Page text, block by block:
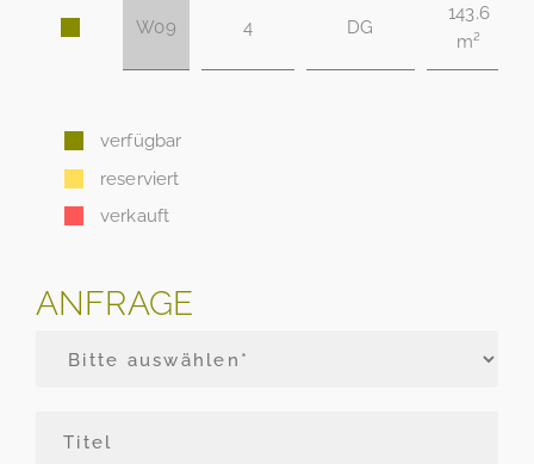
W09 4 DG
143.6
m²
verfügbar
reserviert
verkauft
ANFRAGE